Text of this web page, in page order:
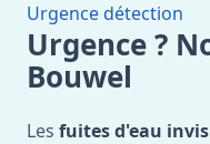
Urgence détection
Urgence ?
Bouwel
Les fuites d'eau